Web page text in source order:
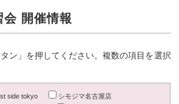
会 開催情報
ン」を押してください。複数の項目を選択
side tokyo
シモジマ名古屋店